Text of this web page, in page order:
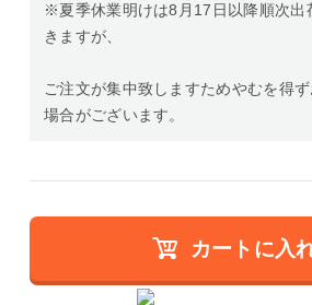
※夏季休業明けは8月17日以降順次出
きますが、
ご注文が集中致しますためやむを得
場合がございます。
カートに入